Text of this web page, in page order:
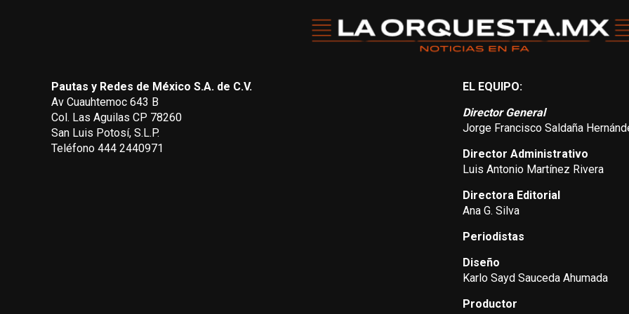
Pautas y Redes de México S.A. de C.V.
Av Cuauhtemoc 643 B
Col. Las Aguilas CP 78260
San Luis Potosí, S.L.P.
Teléfono 444 2440971
EL EQUIPO:
Director General
Jorge Francisco Saldaña
Director Administrativo
Luis Antonio Martínez Rivera
Directora Editorial
Ana G. Silva
Periodistas
Diseño
Karlo Sayd Sauceda Ahumada
Productor